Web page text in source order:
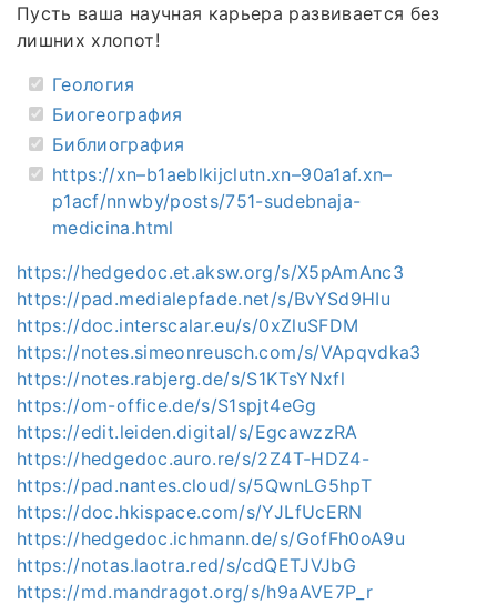
Пусть ваша научная карьера развивается без
лишних хлопот!
Геология
Биогеография
Библиография
https://xn–b1aeblkijclutn.xn–90a1af.xn–
p1acf/nnwby/posts/751-sudebnaja-
medicina.html
https://hedgedoc.et.aksw.org/s/X5pAmAnc3
https://pad.medialepfade.net/s/BvYSd9HIu
https://doc.interscalar.eu/s/0xZluSFDM
https://notes.simeonreusch.com/s/VApqvdka3
https://notes.rabjerg.de/s/S1KTsYNxfl
https://om-office.de/s/S1spjt4eGg
https://edit.leiden.digital/s/EgcawzzRA
https://hedgedoc.auro.re/s/2Z4T-HDZ4-
https://pad.nantes.cloud/s/5QwnLG5hpT
https://doc.hkispace.com/s/YJLfUcERN
https://hedgedoc.ichmann.de/s/GofFh0oA9u
https://notas.laotra.red/s/cdQETJVJbG
https://md.mandragot.org/s/h9aAVE7P_r